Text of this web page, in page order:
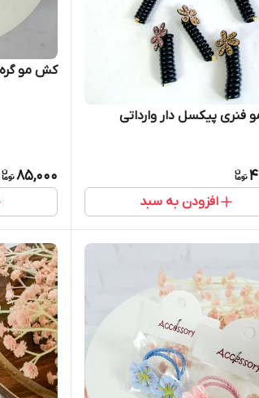
پیکسل دار وارداتی
افزودن به سبد
کش مو گره
85,000